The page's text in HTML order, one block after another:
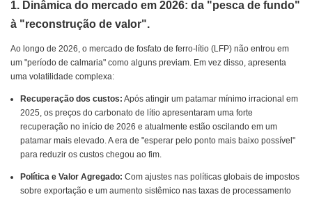
1. Dinâmica do mercado em 2026: da "pesca de fundo"
à "reconstrução de valor".
Ao longo de 2026, o mercado de fosfato de ferro-lítio (LFP) não entrou em
um "período de calmaria" como alguns previam. Em vez disso, apresenta
uma volatilidade complexa:
Recuperação dos custos: Após atingir um patamar mínimo irracional em
2025, os preços do carbonato de lítio apresentaram uma forte
recuperação no início de 2026 e atualmente estão oscilando em um
patamar mais elevado. A era de "esperar pelo ponto mais baixo possível"
para reduzir os custos chegou ao fim.
Política e Valor Agregado: Com ajustes nas políticas globais de impostos
sobre exportação e um aumento sistêmico nas taxas de processamento